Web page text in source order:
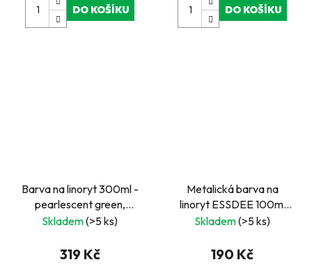
DO KOŠÍKU DO KOŠÍKU
Barva na linoryt 300ml -
pearlescent green,
perleťová zelená
Skladem(>5 ks)
319 Kč
Metalická barva na
linoryt ESSDEE 100ml
zlatá
Skladem(>5 ks)
190 Kč